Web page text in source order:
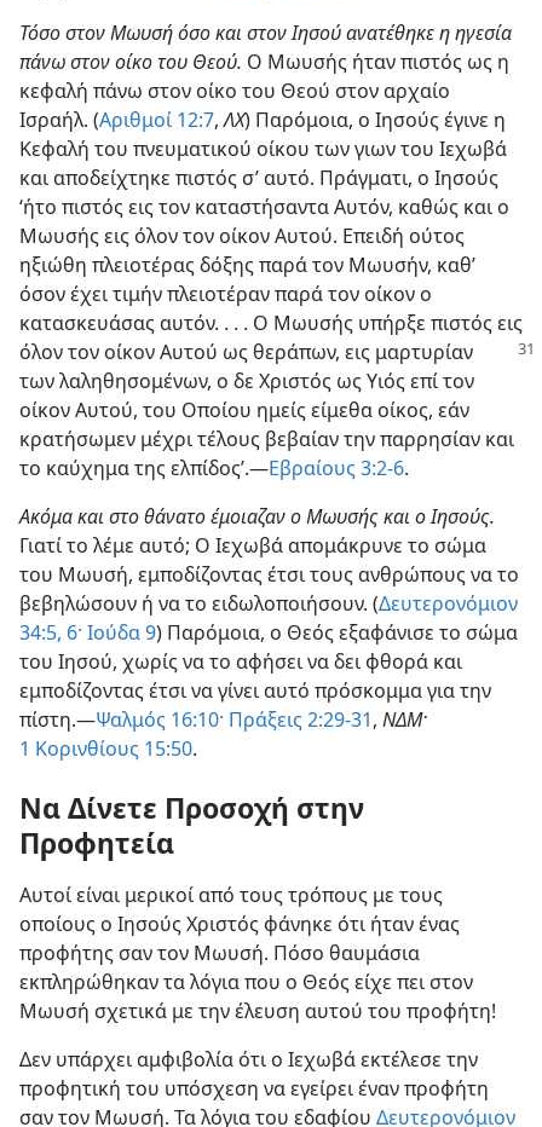
Τόσο στον Μωυσή όσο και στον Ιησού ανατέθηκε η ηγεσία
πάνω στον οίκο του Θεού. Ο Μωυσής ήταν πιστός ως η
κεφαλή πάνω στον οίκο του Θεού στον αρχαίο
Ισραήλ. (Αριθμοί 12:7,ΛΧ) Παρόμοια, ο Ιησούς έγινε η
Κεφαλή του πνευματικού οίκου των γιων του Ιεχωβά
και αποδείχτηκε πιστός σ’ αυτό. Πράγματι, ο Ιησούς
‘ήτο πιστός εις τον καταστήσαντα Αυτόν, καθώς και ο
Μωυσής εις όλον τον οίκον Αυτού. Επειδή ούτος
ηξιώθη πλειοτέρας δόξης παρά τον Μωυσήν, καθ’
όσον έχει τιμήν πλειοτέραν παρά τον οίκον ο
κατασκευάσας αυτόν. . . . Ο Μωυσής υπήρξε πιστός εις
όλον τον οίκονΑυτού ως θεράπων, εις μαρτυρίαν
των λαληθησομένων, ο δε Χριστός ως Υιός επί τον
οίκον Αυτού, του Οποίου ημείς είμεθα οίκος, εάν
κρατήσωμεν μέχρι τέλους βεβαίαν την παρρησίαν και
το καύχημα της ελπίδος’.—Εβραίους 3:2-6.
Ακόμα και στο θάνατο έμοιαζαν ο Μωυσής και ο Ιησούς.
Γιατί το λέμε αυτό; Ο Ιεχωβά απομάκρυνε το σώμα
του Μωυσή, εμποδίζοντας έτσι τους ανθρώπους να το
βεβηλώσουν ή να το ειδωλοποιήσουν. (Δευτερονόμιον
34:5, 6· Ιούδα 9) Παρόμοια, ο Θεός εξαφάνισε το σώμα
του Ιησού, χωρίς να το αφήσει να δει φθορά και
εμποδίζοντας έτσι να γίνει αυτό πρόσκομμα για την
πίστη.—Ψαλμός 16:10· Πράξεις 2:29-31, ΝΔΜ·
1 Κορινθίους 15:50.
Να Δίνετε Προσοχή στην
Προφητεία
Αυτοί είναι μερικοί από τους τρόπους με τους
οποίους ο Ιησούς Χριστός φάνηκε ότι ήταν ένας
προφήτης σαν τον Μωυσή. Πόσο θαυμάσια
εκπληρώθηκαν τα λόγια που ο Θεός είχε πει στον
Μωυσή σχετικά με την έλευση αυτού του προφήτη!
Δεν υπάρχει αμφιβολία ότι ο Ιεχωβά εκτέλεσε την
προφητική του υπόσχεση να εγείρει έναν προφήτη
σαν τον Μωυσή. Τα λόγια του εδαφίου Δευτερονόμιον